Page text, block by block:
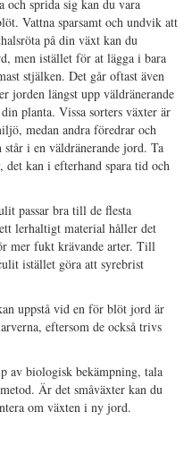
och sprida sig kan du vara
Vattna sparsamt och undvik att
på din växt kan du
men istället för at lägga i bara
stjälken. Det går oftast även
jorden längst upp väldränerande
planta. Vissa sorters växter är
medan andra föredrar och
i en väldränerande jord. Ta
det kan i efterhand spara tid och
passar bra till de flesta
lerhaltigt material håller det
mer fukt krävande arter. Till
istället göra att syrebrist
uppstå vid en för blöt jord är
eftersom de också trivs
av biologisk bekämpning, tala
Är det småväxter kan du
om växten i ny jord.